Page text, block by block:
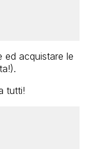
ed acquistare le
tutti!